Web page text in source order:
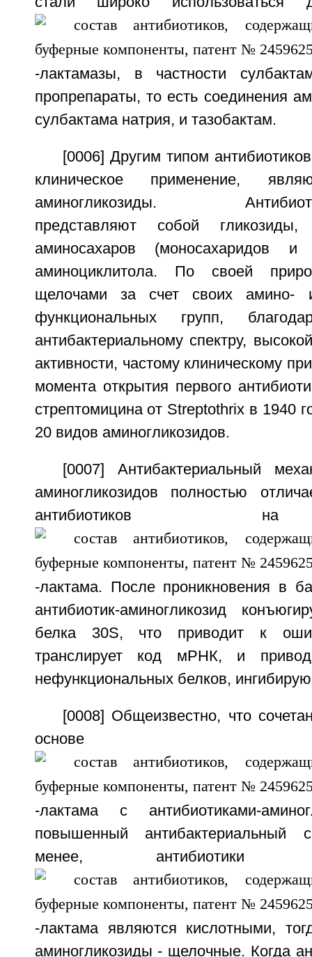
-лактамазы, в частности
пропрепараты, то есть соединения
сулбактама натрия, и тазобактам.
[0006] Другим типом
клиническое применение,
аминогликозиды.
представляют собой
аминосахаров (моносахаридов
аминоциклитола. По своей
щелочами за счет своих амино-
функциональных групп,
антибактериальному спектру,
активности, частому клиническому
момента открытия первого
стрептомицина от Streptothrix в 1940
20 видов аминогликозидов.
[0007] Антибактериальный
аминогликозидов полностью
антибиотиков
-лактама. После проникновения в
антибиотик-аминогликозид
белка 30S, что приводит к
транслирует код мРНК, и
нефункциональных белков,
[0008] Общеизвестно, что
основе
-лактама с антибиотиками-
повышенный антибактериальный
менее,
-лактама являются кислотными,
аминогликозиды - щелочные. Когда